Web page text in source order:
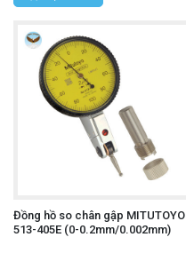
Đồng hồ so chân gập MITUTOYO
513-405E (0-0.2mm/0.002mm)